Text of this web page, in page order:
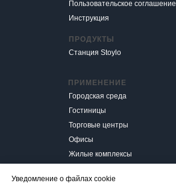
Пользовательское соглашение
Инструкция
ПРОДУКТЫ
Cтанция Stoylo
ПРИМЕНЕНИЕ
Городская среда
Гостиницы
Торговые центры
Офисы
Жилые комплексы
Уведомление о файлах cookie